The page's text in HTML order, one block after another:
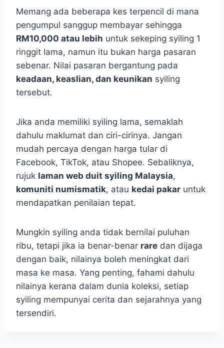
Memang ada beberapa kes terpencil di mana
pengumpul sanggup membayar sehingga
RM10,000 atau lebih untuk sekeping syiling 1
ringgit lama, namun itu bukan harga pasaran
sebenar. Nilai pasaran bergantung pada
keadaan, keaslian, dan keunikan syiling
tersebut.
Jika anda memiliki syiling lama, semaklah
dahulu maklumat dan ciri-cirinya. Jangan
mudah percaya dengan harga tular di
Facebook, TikTok, atau Shopee. Sebaliknya,
rujuk laman web duit syiling Malaysia,
komuniti numismatik, atau kedai pakar untuk
mendapatkan penilaian tepat.
Mungkin syiling anda tidak bernilai puluhan
ribu, tetapi jika ia benar-benar rare dan dijaga
dengan baik, nilainya boleh meningkat dari
masa ke masa. Yang penting, fahami dahulu
nilainya kerana dalam dunia koleksi, setiap
syiling mempunyai cerita dan sejarahnya yang
tersendiri.